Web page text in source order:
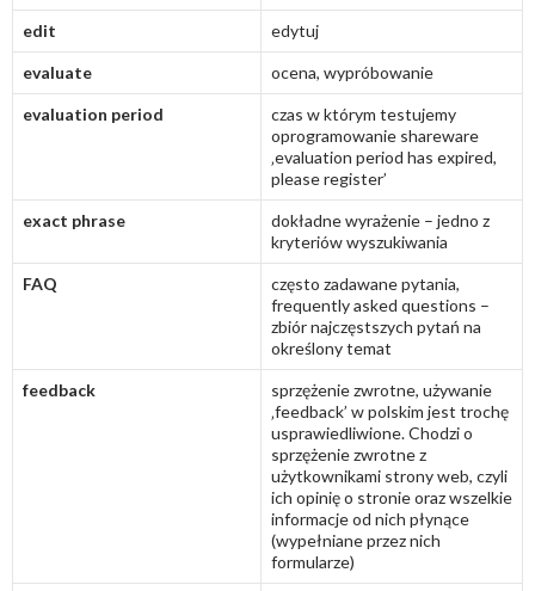
edit edytuj
evaluate ocena, wypróbowanie
evaluation period
czas w którym testujemy
oprogramowanie shareware
‚evaluation period has expired,
please register’
exact phrase
dokładne wyrażenie – jedno z
kryteriów wyszukiwania
FAQ
często zadawane pytania,
frequently asked questions –
zbiór najczęstszych pytań na
określony temat
feedback
sprzężenie zwrotne, używanie
‚feedback’ w polskim jest trochę
usprawiedliwione. Chodzi o
sprzężenie zwrotne z
użytkownikami strony web, czyli
ich opinię o stronie oraz wszelkie
informacje od nich płynące
(wypełniane przez nich
formularze)